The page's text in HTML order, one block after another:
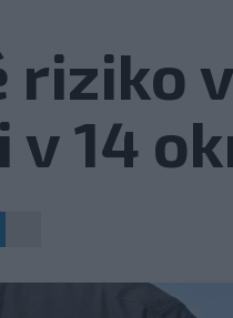
riziko
14